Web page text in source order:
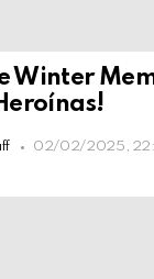
Winter
02/02/2025,